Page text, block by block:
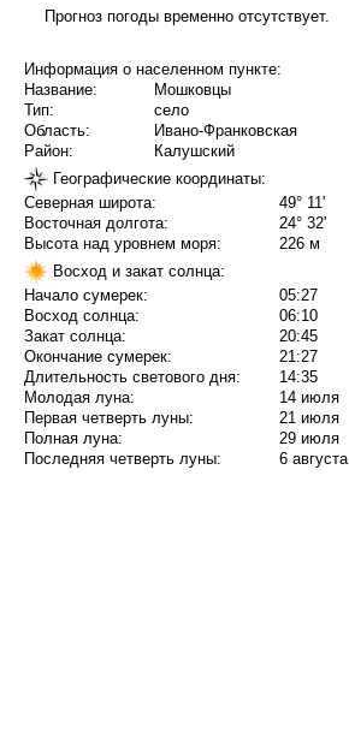
Прогноз погоды временно отсутствует.
Информация о населенном пункте:
Название:
Мошковцы
Тип:
село
Область:
Ивано-Франковская
Район:
Калушский
Географические координаты:
Северная широта:
49° 11'
Восточная долгота:
24° 32'
Высота над уровнем моря:
226 м
Восход и закат солнца:
Начало сумерек:
05:27
Восход солнца:
06:10
Закат солнца:
20:45
Окончание сумерек:
21:27
Длительность светового дня:
14:35
Молодая луна:
14 июля
Первая четверть луны:
21 июля
Полная луна:
29 июля
Последняя четверть луны:
6 августа